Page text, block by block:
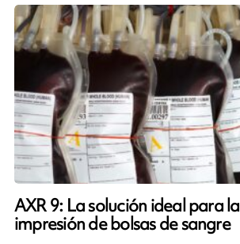
AXR 9: La solución ideal para la
impresión de bolsas de sangre